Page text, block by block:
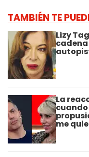
TAMBIÉN TE
Lizy
cadena
La
cuando
me